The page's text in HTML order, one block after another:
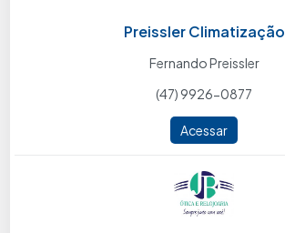
Preissler Climatização
Fernando Preissler
(47) 9926-0877
Acessar